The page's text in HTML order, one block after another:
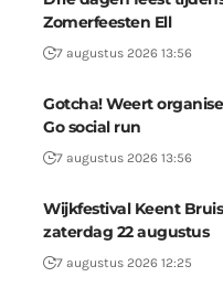
Zomerfeesten Ell
7 augustus 2026 13:56
Gotcha! Weert
Go social run
7 augustus 2026 13:56
Wijkfestival Keent
zaterdag 22 augustus
7 augustus 2026 12:25